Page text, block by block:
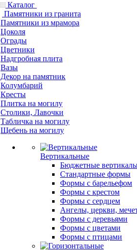
Каталог
Памятники из гранита
Памятники из мрамора
Цоколя
Ограды
Цветники
Надгробная плита
Вазы
Декор на памятник
Колумбарий
Кресты
Плитка на могилу
Столики, Лавочки
Табличка на могилу
Щебень на могилу
Вертикальные
Бюджетные
Стандартные формы
Формы с барельефом
Формы с крестом
Формы с сердцем
Ангелы, церкви,
Формы с деревьями
Формы с цветами
Формы с птицами